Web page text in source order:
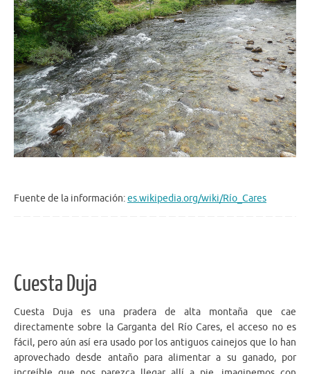
Fuente de la información:es.wikipedia.org/wiki/Río_Cares
Cuesta Duja
Cuesta Duja es una pradera de alta montaña que cae
directamente sobre la Garganta del Río Cares, el acceso no es
fácil, pero aún así era usado por los antiguos cainejos que lo han
aprovechado desde antaño para alimentar a su ganado, por